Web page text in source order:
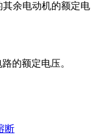
其余电动机的额定电
的额定电压。
断